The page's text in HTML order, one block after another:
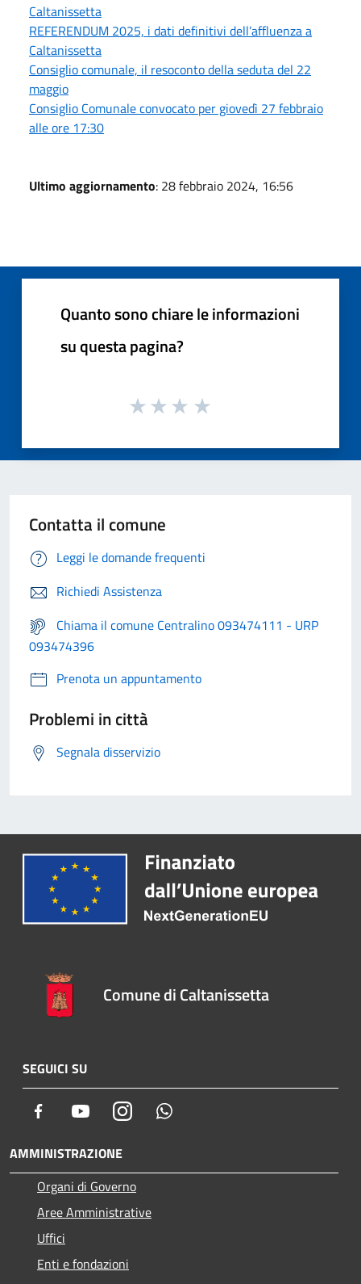
Caltanissetta
REFERENDUM 2025, i dati definitivi dell’affluenza a
Caltanissetta
Consiglio comunale, il resoconto della seduta del 22
maggio
Consiglio Comunale convocato per giovedì 27 febbraio
alle ore 17:30
Ultimo aggiornamento: 28 febbraio 2024, 16:56
Quanto sono chiare le informazioni
su questa pagina?
Contatta il comune
Leggi le domande frequenti
Richiedi Assistenza
Chiama il comune Centralino 093474111 - URP
093474396
Prenota un appuntamento
Problemi in città
Segnala disservizio
Comune di Caltanissetta
SEGUICI SU
Facebook YoutubeInstagram
AMMINISTRAZIONE
Organi di Governo
Aree Amministrative
Uffici
Enti e fondazioni